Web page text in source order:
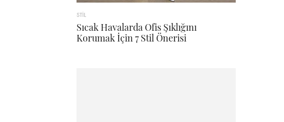
STİL
Sıcak Havalarda Ofis Şıklığını
Korumak İçin 7 Stil Önerisi